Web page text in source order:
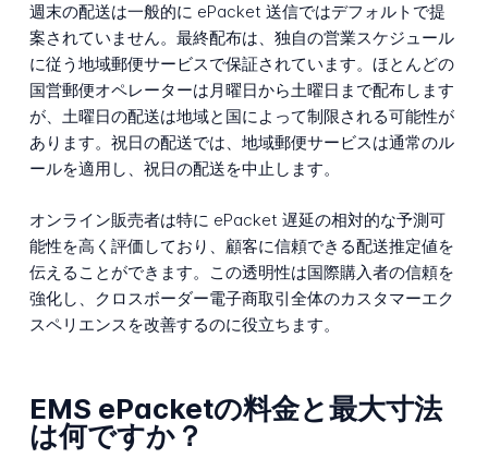
週末の配送は一般的に ePacket 送信ではデフォルトで提
案されていません。最終配布は、独自の営業スケジュール
に従う地域郵便サービスで保証されています。ほとんどの
国営郵便オペレーターは月曜日から土曜日まで配布します
が、土曜日の配送は地域と国によって制限される可能性が
あります。祝日の配送では、地域郵便サービスは通常のル
ールを適用し、祝日の配送を中止します。
オンライン販売者は特に ePacket 遅延の相対的な予測可
能性を高く評価しており、顧客に信頼できる配送推定値を
伝えることができます。この透明性は国際購入者の信頼を
強化し、クロスボーダー電子商取引全体のカスタマーエク
スペリエンスを改善するのに役立ちます。
EMS ePacketの料金と最大寸法
は何ですか？